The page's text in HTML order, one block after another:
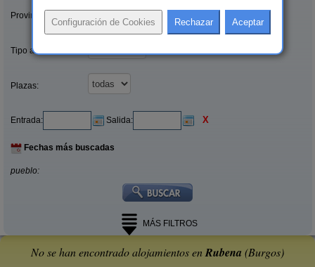
Provincias/Islas:
Tipo alquiler:
Plazas:
Entrada: Salida: X
Fechas más buscadas
pueblo:
MÁS FILTROS
No se han encontrado alojamientos enRubena (Burgos)